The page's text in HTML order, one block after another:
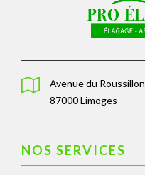
Avenue du Roussillon
87000 Limoges
NOS SERVICES